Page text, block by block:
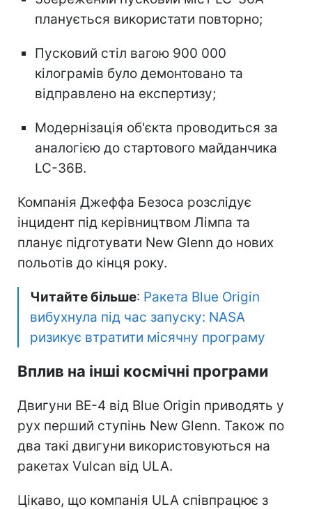
планується використати повторно;
Пусковий стіл вагою 900 000
кілограмів було демонтовано та
відправлено на експертизу;
Модернізація об'єкта проводиться за
аналогією до стартового майданчика
LC-36B.
Компанія Джеффа Безоса розслідує
інцидент під керівництвом Лімпа та
планує підготувати New Glenn до нових
польотів до кінця року.
Читайте більше: Ракета Blue Origin
вибухнула під час запуску: NASA
ризикує втратити місячну програму
Вплив на інші космічні програми
Двигуни BE-4 від Blue Origin приводять у
рух перший ступінь New Glenn. Також по
два такі двигуни використовуються на
ракетах Vulcan від ULA.
Цікаво, що компанія ULA співпрацює з